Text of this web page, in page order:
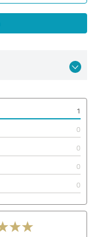
1
0
0
0
0